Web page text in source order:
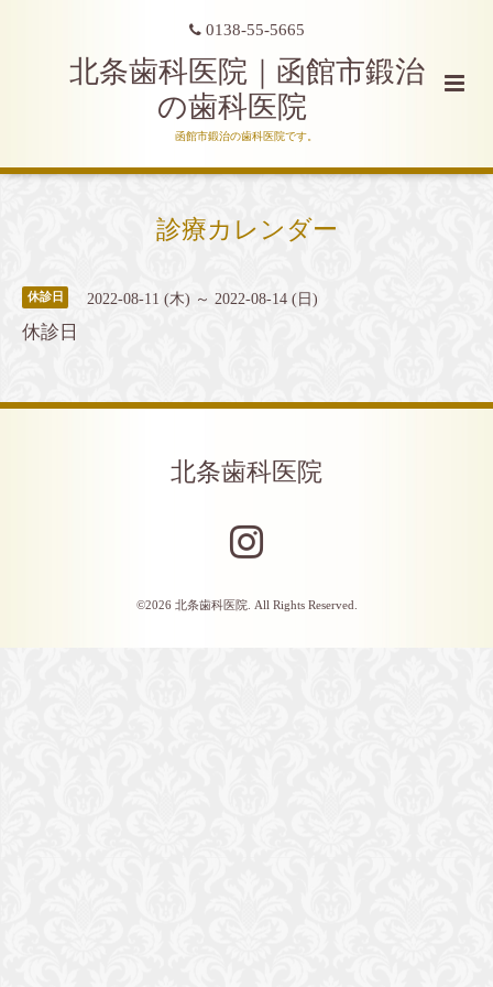
0138-55-5665
北条歯科医院｜函館市鍛治
の歯科医院
函館市鍛治の歯科医院です。
診療カレンダー
休診日 2022-08-11 (木) ～ 2022-08-14 (日)
休診日
北条歯科医院
©2026 北条歯科医院. All Rights Reserved.